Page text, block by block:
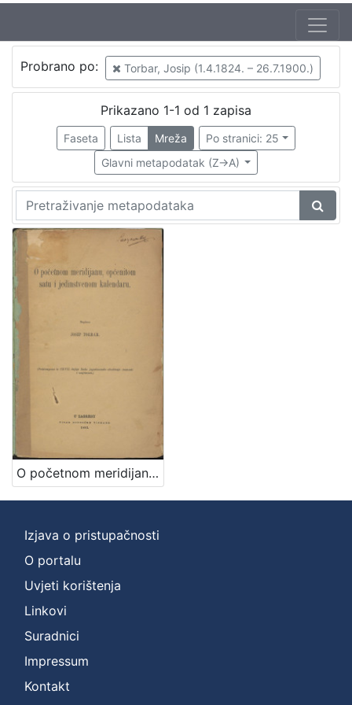
Probrano po: Torbar, Josip (1.4.1824. – 26.7.1900.)
Prikazano 1-1 od 1 zapisa
Faseta Lista Mreža
Po stranici: 25
Glavni metapodatak (Z->A)
O početnom meridijanu općenitom satu i jedinstvenom kalendaru / napisao Josip Torbar
Izjava o pristupačnosti
O portalu
Uvjeti korištenja
Linkovi
Suradnici
Impressum
Kontakt